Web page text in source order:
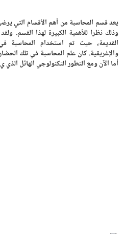
يعد قسم المحاسبة من أهم الأقسام التي
وذلك نظرا للأهمية الكبيرة لهذا القسم.
القديمة، حيث تم استخدام المحاسبة في
والإغريقية. كان علم المحاسبة في تلك
أما الآن ومع التطور التكنولوجي الهائل الذي